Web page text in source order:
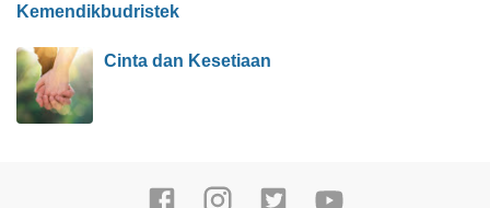
Kemendikbudristek
Cinta dan Kesetiaan